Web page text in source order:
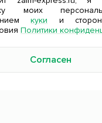
свои финансовые
моих
куки и
Политики
Согласен